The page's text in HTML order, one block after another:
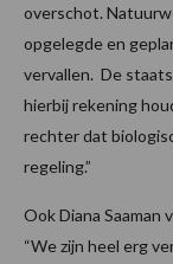
overschot.
opgelegde en
vervallen. De
hierbij rekening
rechter dat
regeling.”
Ook Diana
“We zijn heel erg